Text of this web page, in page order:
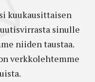
kuukausittaisen
sinulle
niiden taustaa.
verkkolehtemme